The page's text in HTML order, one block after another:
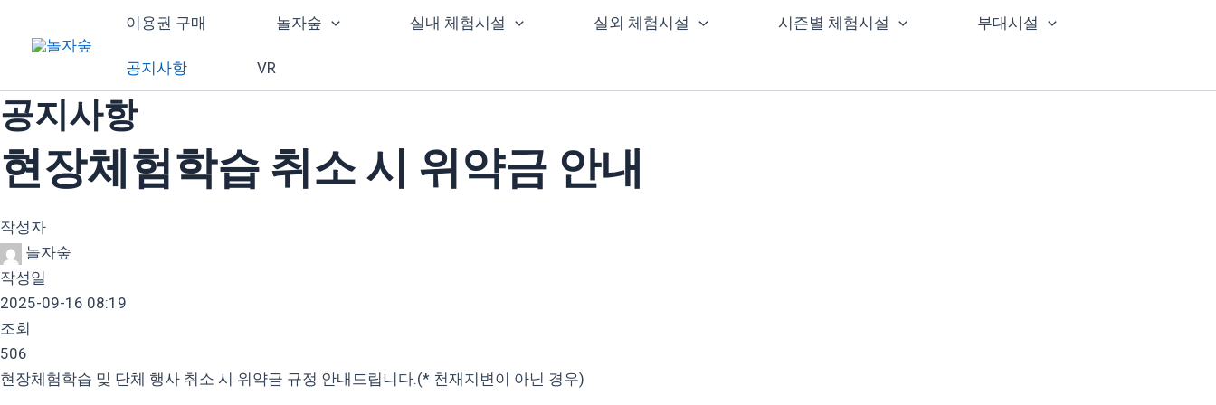
로
건
뛰
기
이용권 구매 놀자숲 실내 체험시설 실외 체험시설 시즌별 체험시설 부대시설
공지사항 VR
공지사항
현장체험학습 취소 시 위약금 안내
작성자
놀자숲
작성일
2025-09-16 08:19
조회
506
현장체험학습 및 단체 행사 취소 시 위약금 규정 안내드립니다.(* 천재지변이 아닌 경우)